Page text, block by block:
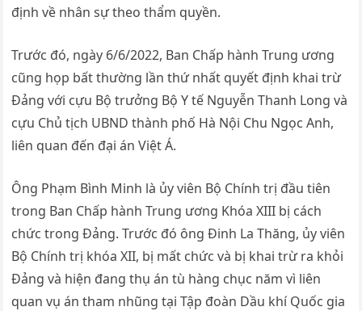
định về nhân sự theo thẩm quyền.
Trước đó, ngày 6/6/2022, Ban Chấp hành Trung ương
cũng họp bất thường lần thứ nhất quyết định khai trừ
Đảng với cựu Bộ trưởng Bộ Y tế Nguyễn Thanh Long và
cựu Chủ tịch UBND thành phố Hà Nội Chu Ngọc Anh,
liên quan đến đại án Việt Á.
Ông Phạm Bình Minh là ủy viên Bộ Chính trị đầu tiên
trong Ban Chấp hành Trung ương Khóa XIII bị cách
chức trong Đảng. Trước đó ông Đinh La Thăng, ủy viên
Bộ Chính trị khóa XII, bị mất chức và bị khai trừ ra khỏi
Đảng và hiện đang thụ án tù hàng chục năm vì liên
quan vụ án tham nhũng tại Tập đoàn Dầu khí Quốc gia